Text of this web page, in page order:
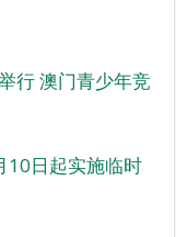
行 澳门青少年竞
日起实施临时